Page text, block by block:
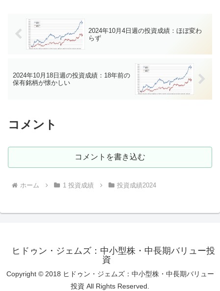
2024年10月4日週の投資成績：ほぼ変わ
らず
2024年10月18日週の投資成績：18年前の
保有銘柄が懐かしい
コメント
コメントを書き込む
ホーム 1 投資成績 投資成績2024
ヒドゥン・ジェムズ：中小型株・中長期バリュー投
資
Copyright © 2018 ヒドゥン・ジェムズ：中小型株・中長期バリュー
投資 All Rights Reserved.